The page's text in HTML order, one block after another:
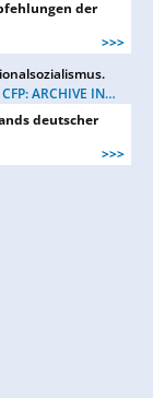
der
>>>
CFP: ARCHIVE IN…
deutscher
>>>